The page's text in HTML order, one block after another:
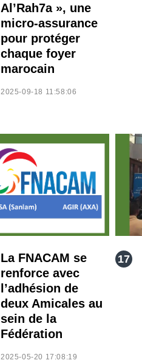
Al’Rah7a », une
micro-assurance
pour protéger
chaque foyer
marocain
2025-09-18 11:58:06
La FNACAM se
renforce avec
l’adhésion de
deux Amicales au
sein de la
Fédération
2025-05-20 17:08:19